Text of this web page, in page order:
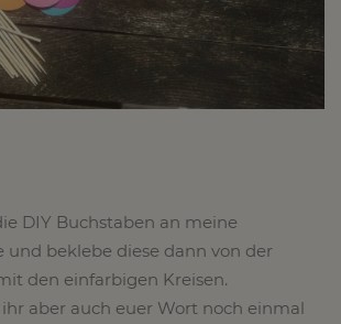
DIY Buchstaben an meine
und beklebe diese dann von der
den einfarbigen Kreisen.
aber auch euer Wort noch einmal